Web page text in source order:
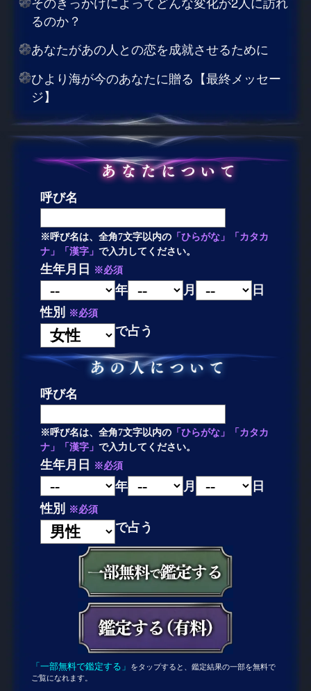
るのか？
あなたがあの人との恋を成就させるために
ひより海が今のあなたに贈る【最終メッセー
ジ】
呼び名
※呼び名は、全角7文字以内の 「ひらがな」「カタカ
ナ」「漢字」で入力してください。
生年月日 ※必須
年 月
日
性別
※必須
で占う
呼び名
※呼び名は、全角7文字以内の 「ひらがな」「カタカ
ナ」「漢字」で入力してください。
生年月日 ※必須
年 月
日
性別
※必須
で占う
「一部無料で鑑定する」 をタップすると、鑑定結果の一部を無料で
ご覧になれます。